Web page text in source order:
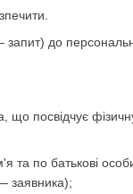
до
що посвідчує
по батькові
заявника);